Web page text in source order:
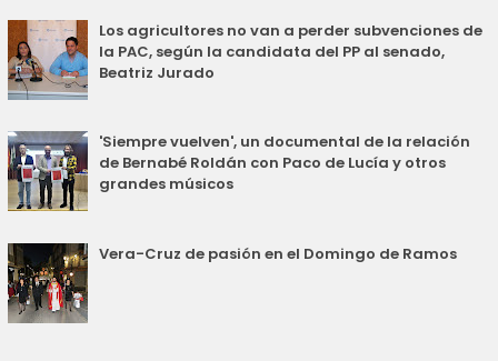
Los agricultores no van a perder subvenciones de
la PAC, según la candidata del PP al senado,
Beatriz Jurado
'Siempre vuelven', un documental de la relación
de Bernabé Roldán con Paco de Lucía y otros
grandes músicos
Vera-Cruz de pasión en el Domingo de Ramos